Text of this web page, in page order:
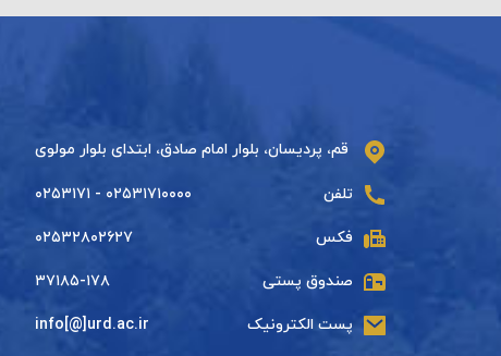
قم، پردیسان، بلوار امام صادق، ابتدای بلوار مولوی
تلفن ۰۲۵۳۱۷۱۰۰۰۰ - ۰۲۵۳۱۷۱
فکس ۰۲۵۳۲۸۰۲۶۲۷
صندوق پستی ۳۷۱۸۵-۱۷۸
پست الکترونیک info[@]urd.ac.ir